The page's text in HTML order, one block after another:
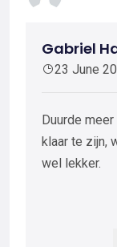
Gabriel
23 June
Duurde
klaar te zijn,
wel lekker.